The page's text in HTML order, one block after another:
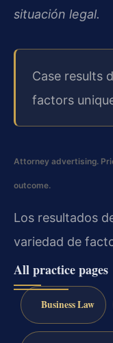
situación legal.
Case results
factors
Attorney advertising.
outcome.
Los resultados
variedad de
All practice pages
Business Law